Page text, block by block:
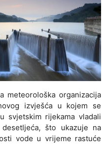
meteorološka organizacija
izvješća u kojem se
svjetskim rijekama vladali
što ukazuje na
vode u vrijeme rastuće